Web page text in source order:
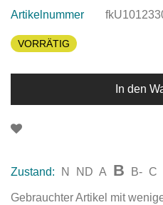
Artikelnummer
VORRÄTIG
In den
Zustand: N ND A B B- C
Gebrauchter Artikel mit